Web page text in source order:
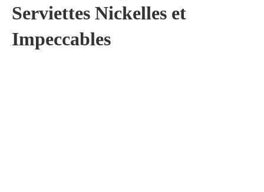
Serviettes Nickelles et
Impeccables